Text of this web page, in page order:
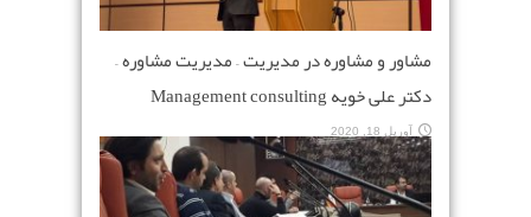
مشاور و مشاوره در مدیریت – مدیریت مشاوره –
دکتر علی خویه Management consulting
آوریل 18, 2020